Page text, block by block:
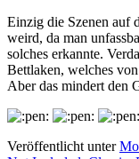
Einzig die Szenen auf
weird, da man
solches erkannte.
Bettlaken, welches
Aber das mindert den
Veröffentlicht unter